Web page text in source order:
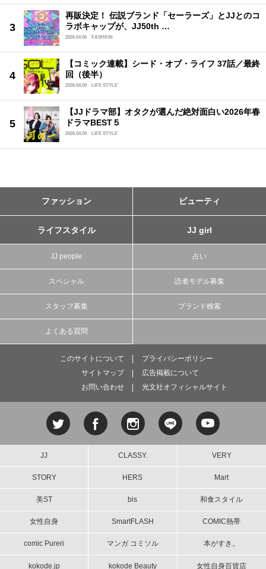
再販決定！ 伝説ブランド「セーラーズ」とJJとのコ
ラボキャップが、JJ50th …
2026.04.06 FASHION
【コミック連載】シード・オブ・ライフ 37話／最終
回（後半）
2026.04.09 LIFE STYLE
【JJドラマ部】オタクが選んだ絶対面白い2026年春
ドラマBEST５
2026.04.09 LIFE STYLE
ファッション ビューティ
ライフスタイル JJ girl
JJ people 占い
スペシャル 読者モデル募集
スタッフ募集 ブランド検索
よくある質問
このサイトについて
プライバシーポリシー
サイトマップ
広告掲載について
お問い合わせ
光文社オフィシャルサイト
JJ CLASSY. VERY
STORY HERS Mart
美ST bis 和食スタイル
女性自身 SmartFLASH COMIC熱帯
comic Pureri マンガ コミソル 本がすき。
kokode.jp kokode Beauty 女性自身百貨店